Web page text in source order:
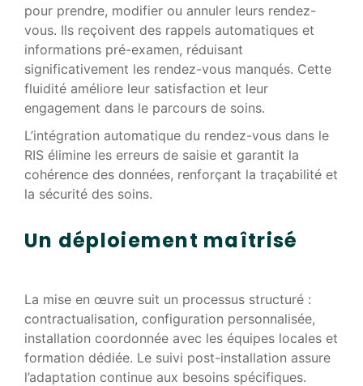
pour prendre, modifier ou annuler leurs rendez-
vous. Ils reçoivent des rappels automatiques et
informations pré-examen, réduisant
significativement les rendez-vous manqués. Cette
fluidité améliore leur satisfaction et leur
engagement dans le parcours de soins.
L’intégration automatique du rendez-vous dans le
RIS élimine les erreurs de saisie et garantit la
cohérence des données, renforçant la traçabilité et
la sécurité des soins.
Un déploiement maîtrisé
La mise en œuvre suit un processus structuré :
contractualisation, configuration personnalisée,
installation coordonnée avec les équipes locales et
formation dédiée. Le suivi post-installation assure
l’adaptation continue aux besoins spécifiques.